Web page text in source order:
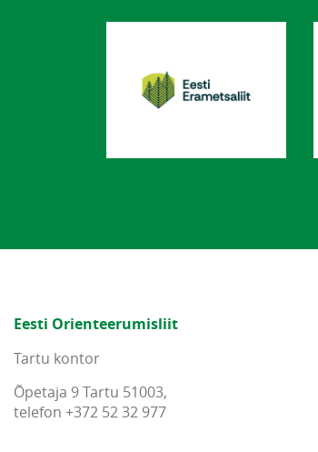
Eesti Orienteerumisliit
Tartu kontor
Õpetaja 9 Tartu 51003,
telefon +372 52 32 977